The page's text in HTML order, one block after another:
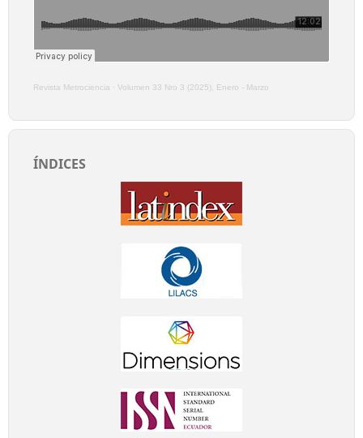
Revista Metrociencia · Volumen 33 Nro 3 (2025), Enero - Marzo
ÍNDICES